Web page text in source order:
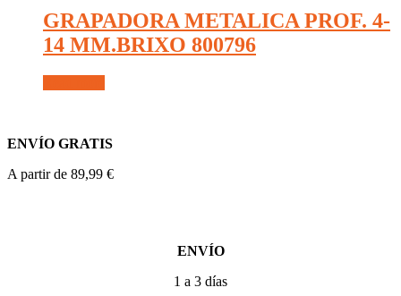
GRAPADORA METALICA PROF. 4-
14 MM.BRIXO 800796
ENVÍO GRATIS
A partir de 89,99 €
ENVÍO
1 a 3 días